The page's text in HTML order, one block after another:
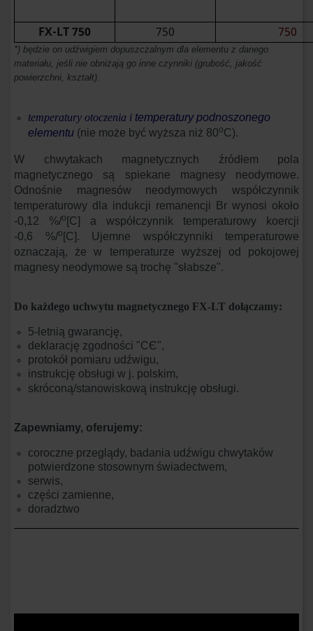
FX-LT 750 750 750
*) będzie on udźwigiem dopuszczalnym dla elementu z danego
materiału, jeśli nie obniżają go inne czynniki (grubość, jakość
powierzchni, kształt).
temperatury otoczenia i temperatury podnoszonego
elementu (nie może być wyższa niż 80oC).
W chwytakach magnetycznych źródłem pola
magnetycznego są spiekane magnesy neodymowe.
Odnośnie magnesów neodymowych współczynnik
temperaturowy dla indukcji remanencji Br wynosi około
-0,12 %/o [C] a współczynnik temperaturowy koercji
-0,6 %/o [C]. Ujemne współczynniki temperaturowe
oznaczają, że w temperaturze wyższej od pokojowej
magnesy neodymowe są trochę "słabsze".
Do każdego uchwytu magnetycznego FX-LT dołączamy:
5-letnią gwarancję,
deklarację zgodności "CЄ",
protokół pomiaru udźwigu,
instrukcję obsługi w j. polskim,
skróconą/stanowiskową instrukcję obsługi.
Zapewniamy, oferujemy:
coroczne przeglądy, badania udźwigu chwytaków
potwierdzone stosownym świadectwem,
serwis,
części zamienne,
doradztwo